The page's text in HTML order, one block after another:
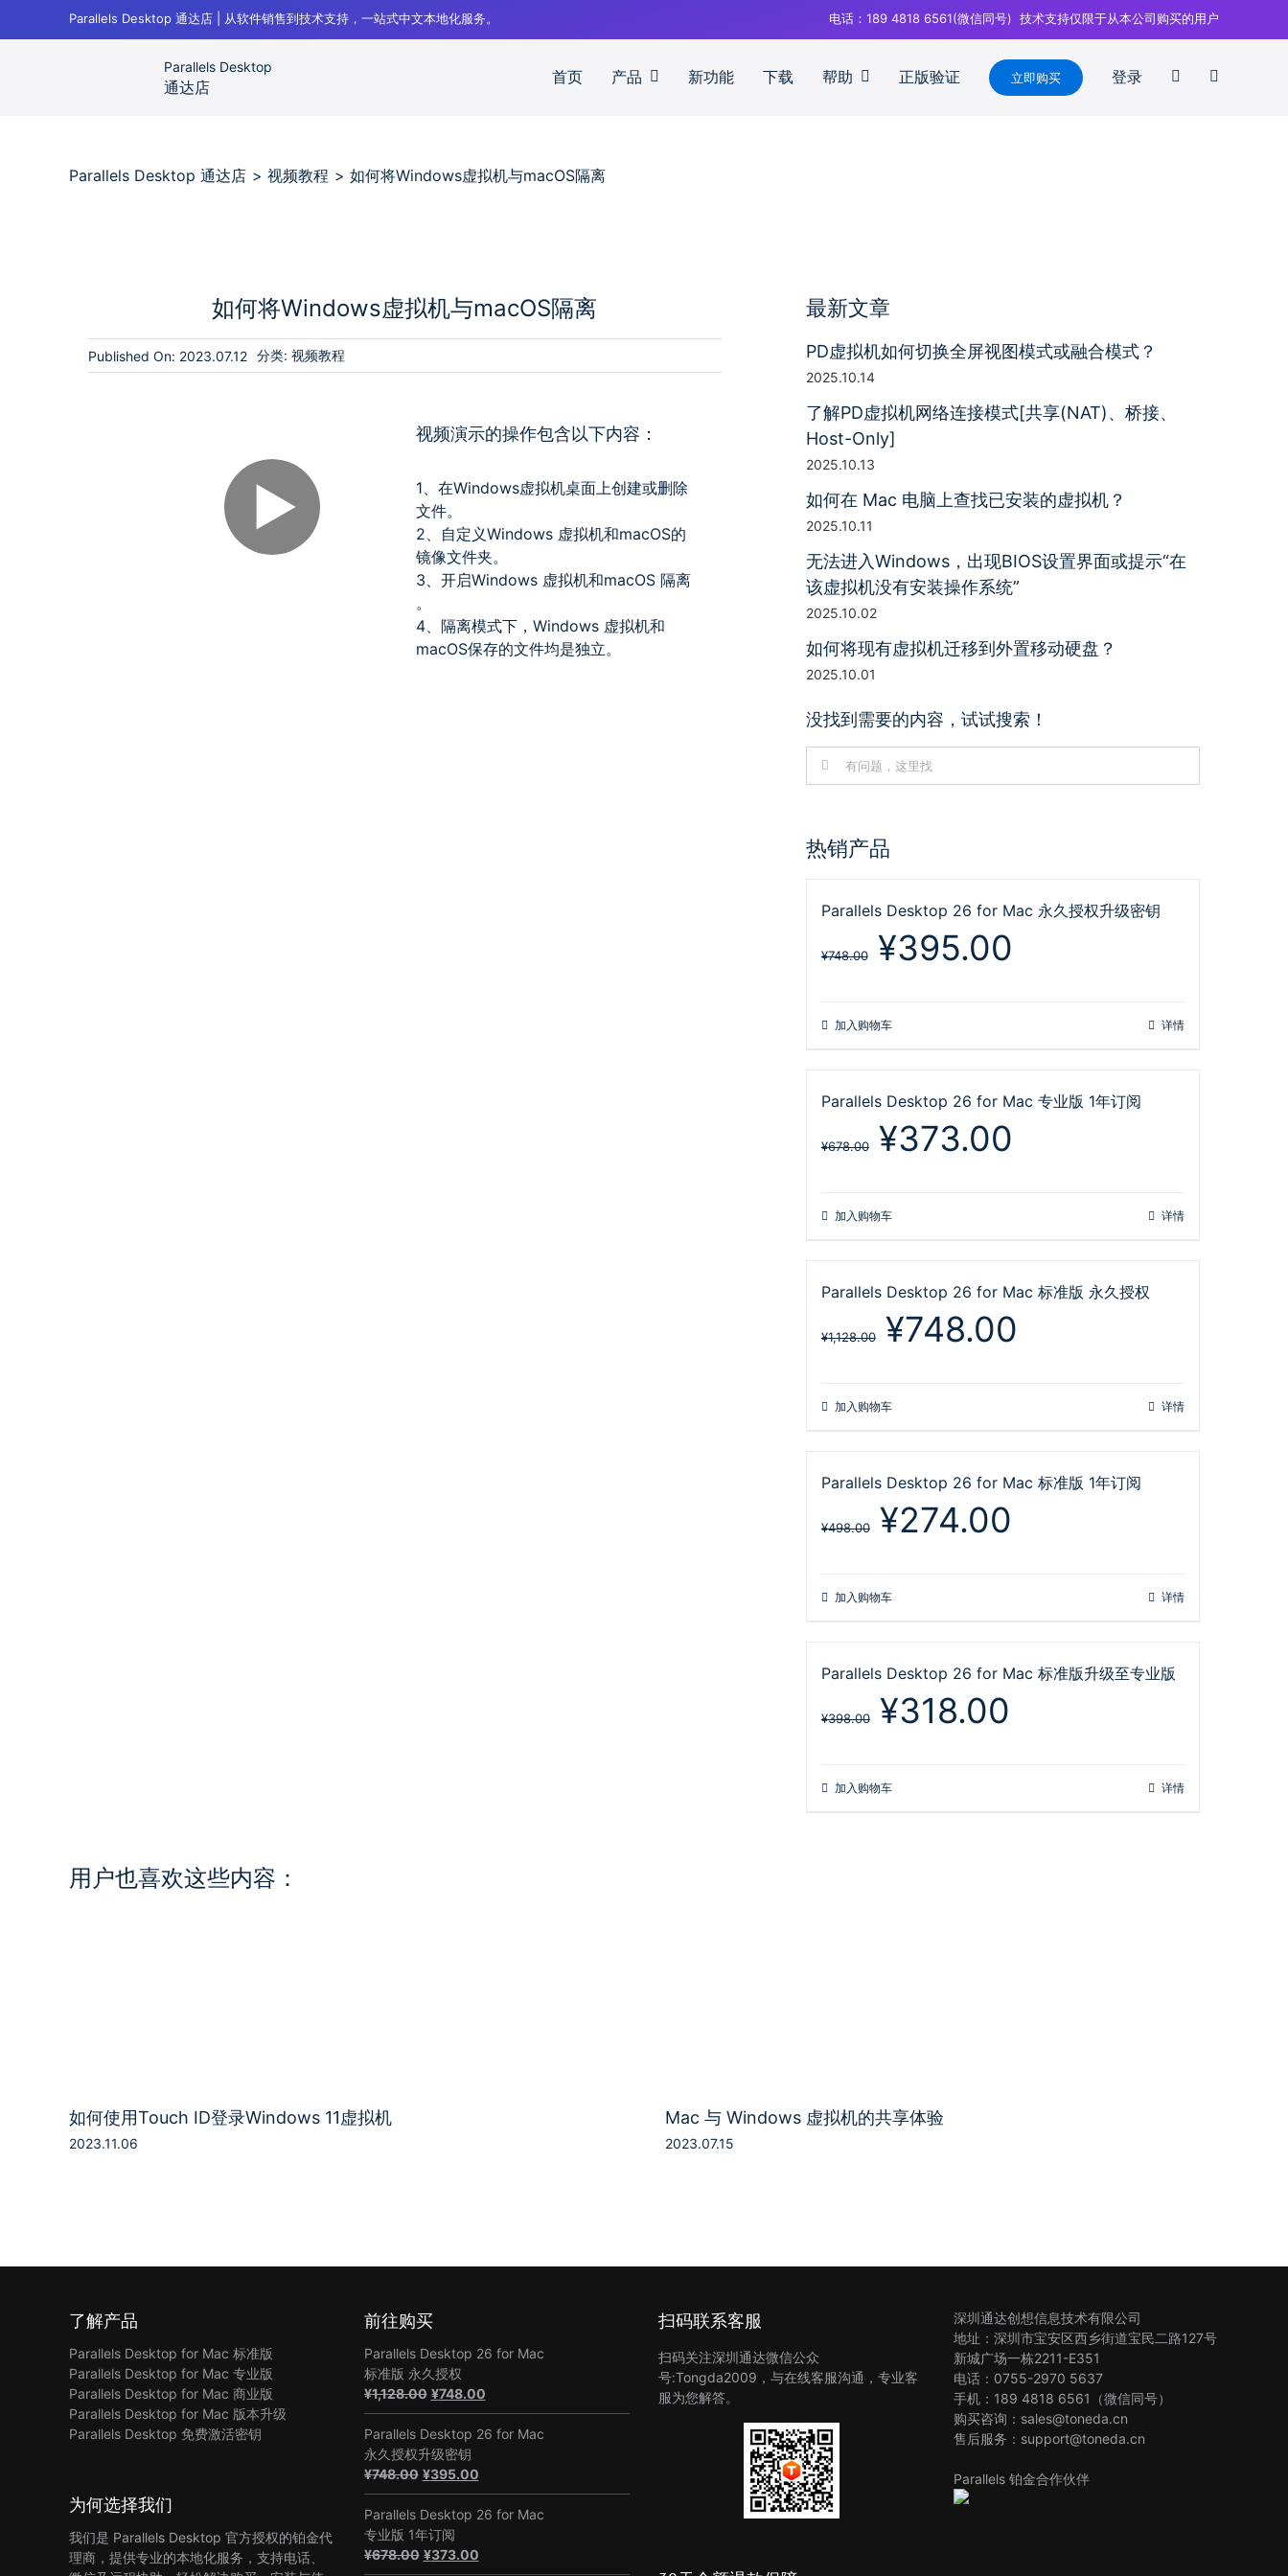
Parallels Desktop 通达店 | 从软件销售到技术支持，一站式中文本地化服务。 电话：189 4818 6561(微信同号) 技术支持仅限于从本公司购买的用户
Parallels Desktop
通达店
首页 产品 新功能 下载 帮助 正版验证 立即购买 登录
Parallels Desktop 通达店 视频教程 如何将Windows虚拟机与macOS隔离
如何将Windows虚拟机与macOS隔离
Published On: 2023.07.12 分类: 视频教程
视频演示的操作包含以下内容：
1、在Windows虚拟机桌面上创建或删除
文件。
2、自定义Windows 虚拟机和macOS的
镜像文件夹。
3、开启Windows 虚拟机和macOS 隔离
。
4、隔离模式下，Windows 虚拟机和
macOS保存的文件均是独立。
最新文章
PD虚拟机如何切换全屏视图模式或融合模式？
2025.10.14
了解PD虚拟机网络连接模式[共享(NAT)、桥接、
Host-Only]
2025.10.13
如何在 Mac 电脑上查找已安装的虚拟机？
2025.10.11
无法进入Windows，出现BIOS设置界面或提示“在
该虚拟机没有安装操作系统”
2025.10.02
如何将现有虚拟机迁移到外置移动硬盘？
2025.10.01
没找到需要的内容，试试搜索！
索：
热销产品
Parallels Desktop 26 for Mac 永久授权升级密钥
¥748.00
原
价
¥395.00
加入购物车 详情
Parallels Desktop 26 for Mac 专业版 1年订阅
¥678.00
原
价
¥373.00
加入购物车 详情
Parallels Desktop 26 for Mac 标准版 永久授权
¥1,128.00
原
价
¥748.00
加入购物车 详情
Parallels Desktop 26 for Mac 标准版 1年订阅
¥498.00
原
价
¥274.00
加入购物车 详情
Parallels Desktop 26 for Mac 标准版升级至专业版
¥398.00
原
价
¥318.00
加入购物车 详情
用户也喜欢这些内容：
如何使用Touch ID登录Windows 11虚拟机
2023.11.06
Mac 与 Windows 虚拟机的共享体验
2023.07.15
了解产品
Parallels Desktop for Mac 标准版
Parallels Desktop for Mac 专业版
Parallels Desktop for Mac 商业版
Parallels Desktop for Mac 版本升级
Parallels Desktop 免费激活密钥
为何选择我们
我们是 Parallels Desktop 官方授权的铂金代
理商，提供专业的本地化服务，支持电话、
前往购买
Parallels Desktop 26 for Mac
标准版 永久授权
¥1,128.00 原
价
为：
¥1,128.00。
¥748.00当
前
价
¥748.00。
Parallels Desktop 26 for Mac
永久授权升级密钥
¥748.00 原
价
为：
¥748.00。
¥395.00当
前
价
为：
Parallels Desktop 26 for Mac
专业版 1年订阅
¥678.00 原
¥373.00当
扫码联系客服
扫码关注深圳通达微信公众
号:Tongda2009，与在线客服沟通，专业客
服为您解答。
深圳通达创想信息技术有限公司
地址：深圳市宝安区西乡街道宝民二路127号
新城广场一栋2211-E351
电话：0755-2970 5637
手机：189 4818 6561（微信同号）
购买咨询：sales@toneda.cn
售后服务：support@toneda.cn
Parallels 铂金合作伙伴